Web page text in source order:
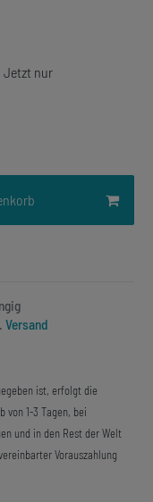
Versand
ist, erfolgt die
von 1-3 Tagen, bei
und in den Rest der Welt
Vorauszahlung